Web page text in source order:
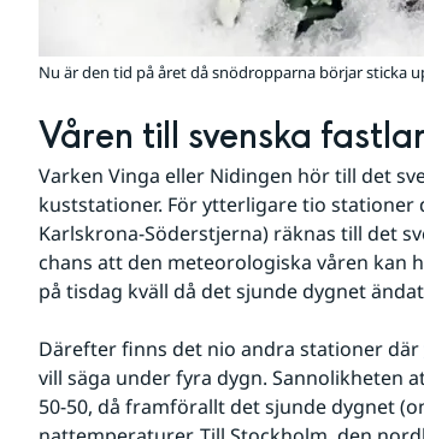
Nu är den tid på året då snödropparna börjar sticka
Våren till svenska
Varken Vinga eller Nidingen hör till det
kuststationer. För ytterligare tio stationer
Karlskrona-Söderstjerna) räknas till det
chans att den meteorologiska våren kan
på tisdag kväll då det sjunde dygnet
Därefter finns det nio andra stationer där
vill säga under fyra dygn. Sannolikheten
50-50, då framförallt det sjunde dygnet